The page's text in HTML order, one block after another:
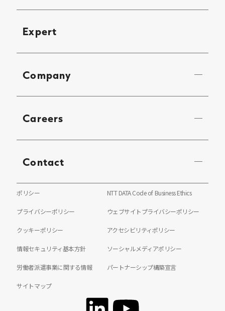
Expert
Company
Careers
Contact
ポリシー NTT DATA Code of Business Ethics
プライバシーポリシー ウェブサイトプライバシーポリシー
クッキーポリシー アクセシビリティポリシー
情報セキュリティ基本方針 ソーシャルメディアポリシー
労働者派遣事業に関する情報 パートナーシップ構築宣言
サイトマップ